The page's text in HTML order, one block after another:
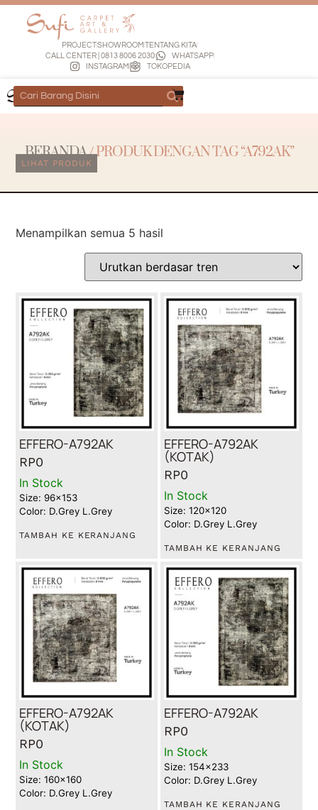
PROJECTSHOWROOMTENTANG KITA
CALL CENTER | 0813 8006 2030
WHATSAPP
INSTAGRAM
TOKOPEDIA
BERANDA/ PRODUK DENGAN TAG “A792AK”
LIHAT PRODUK
Menampilkan semua 5 hasil
EFFERO-A792AK
RP0
In Stock
Size: 96x153
Color: D.Grey L.Grey
TAMBAH KE KERANJANG
EFFERO-A792AK
(KOTAK)
RP0
In Stock
Size: 120x120
Color: D.Grey L.Grey
TAMBAH KE KERANJANG
EFFERO-A792AK
(KOTAK)
RP0
In Stock
Size: 160x160
Color: D.Grey L.Grey
EFFERO-A792AK
RP0
In Stock
Size: 154x233
Color: D.Grey L.Grey
TAMBAH KE KERANJANG